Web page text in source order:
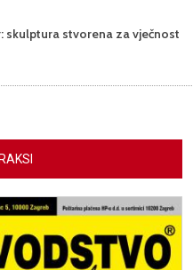
skulptura stvorena za vječnost